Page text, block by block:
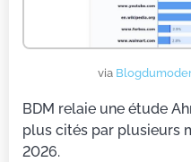
via
BDM relaie une étude
plus cités par plusieurs
2026.